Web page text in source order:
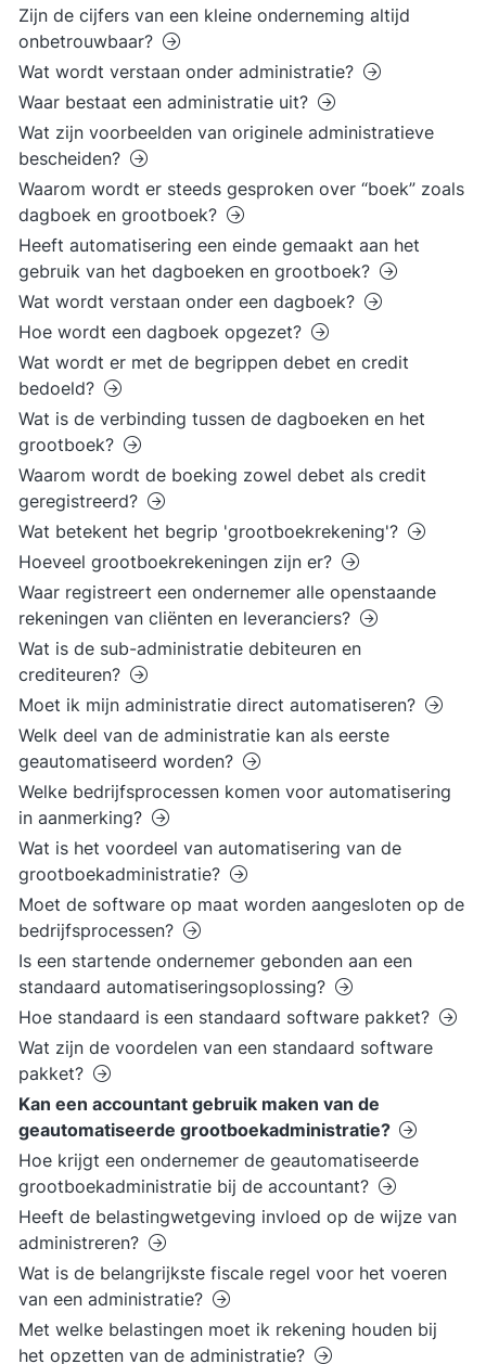
Zijn de cijfers van een kleine onderneming altijd
onbetrouwbaar?
Wat wordt verstaan onder administratie?
Waar bestaat een administratie uit?
Wat zijn voorbeelden van originele administratieve
bescheiden?
Waarom wordt er steeds gesproken over “boek” zoals
dagboek en grootboek?
Heeft automatisering een einde gemaakt aan het
gebruik van het dagboeken en grootboek?
Wat wordt verstaan onder een dagboek?
Hoe wordt een dagboek opgezet?
Wat wordt er met de begrippen debet en credit
bedoeld?
Wat is de verbinding tussen de dagboeken en het
grootboek?
Waarom wordt de boeking zowel debet als credit
geregistreerd?
Wat betekent het begrip 'grootboekrekening'?
Hoeveel grootboekrekeningen zijn er?
Waar registreert een ondernemer alle openstaande
rekeningen van cliënten en leveranciers?
Wat is de sub-administratie debiteuren en
crediteuren?
Moet ik mijn administratie direct automatiseren?
Welk deel van de administratie kan als eerste
geautomatiseerd worden?
Welke bedrijfsprocessen komen voor automatisering
in aanmerking?
Wat is het voordeel van automatisering van de
grootboekadministratie?
Moet de software op maat worden aangesloten op de
bedrijfsprocessen?
Is een startende ondernemer gebonden aan een
standaard automatiseringsoplossing?
Hoe standaard is een standaard software pakket?
Wat zijn de voordelen van een standaard software
pakket?
Kan een accountant gebruik maken van de
geautomatiseerde grootboekadministratie?
Hoe krijgt een ondernemer de geautomatiseerde
grootboekadministratie bij de accountant?
Heeft de belastingwetgeving invloed op de wijze van
administreren?
Wat is de belangrijkste fiscale regel voor het voeren
van een administratie?
Met welke belastingen moet ik rekening houden bij
het opzetten van de administratie?